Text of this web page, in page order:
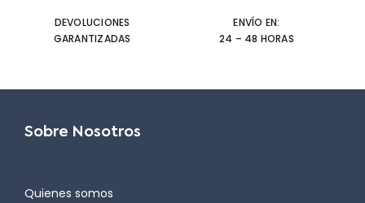
DEVOLUCIONES
GARANTIZADAS
ENVÍO EN:
24 – 48 HORAS
Sobre Nosotros
Quienes somos